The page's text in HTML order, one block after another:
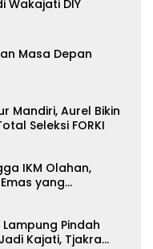
Wakajati DIY
Masa Depan
Mandiri, Aurel Bikin
Seleksi FORKI
IKM Olahan,
yang
Pindah
Kajati, Tjakra